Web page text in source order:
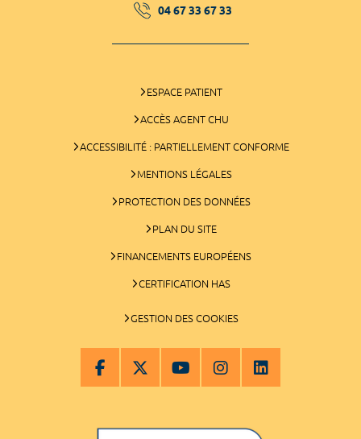
04 67 33 67 33
ESPACE PATIENT
ACCÈS AGENT CHU
ACCESSIBILITÉ : PARTIELLEMENT CONFORME
MENTIONS LÉGALES
PROTECTION DES DONNÉES
PLAN DU SITE
FINANCEMENTS EUROPÉENS
CERTIFICATION HAS
GESTION DES COOKIES